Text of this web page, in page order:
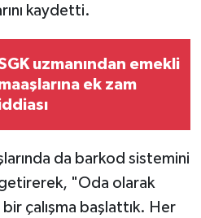
kaydetti.
uzmanından emekli
ek zam
da barkod sistemini
"Oda olarak
çalışma başlattık. Her